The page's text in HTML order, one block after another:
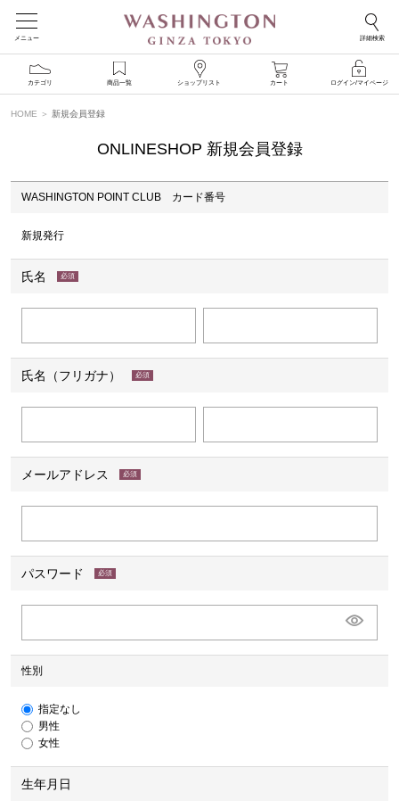
メニュー 詳細検索
カテゴリ 商品一覧 ショップリスト カート ログイン/マイページ
HOME 新規会員登録
ONLINESHOP 新規会員登録
WASHINGTON POINT CLUB カード番号
新規発行
氏名
氏名（フリガナ）
メールアドレス
パスワード
性別
指定なし
男性
女性
生年月日